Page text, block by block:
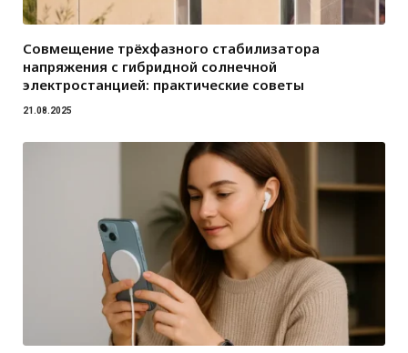
Совмещение трёхфазного стабилизатора
напряжения с гибридной солнечной
электростанцией: практические советы
21.08.2025